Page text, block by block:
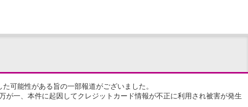
可能性がある旨の一部報道がございました。
一、本件に起因してクレジットカード情報が不正に利用され被害が発生